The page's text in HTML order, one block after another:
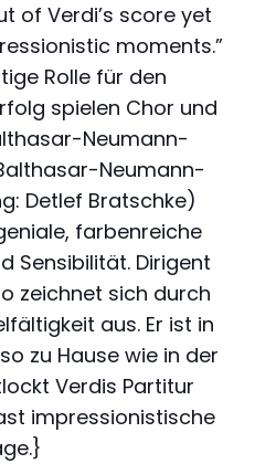
of Verdi’s score yet
moments.”
Rolle für den
spielen Chor und
Neumann-
Neumann-
Detlef Bratschke)
farbenreiche
Sensibilität. Dirigent
zeichnet sich durch
aus. Er ist in
zu Hause wie in der
Verdis Partitur
impressionistische